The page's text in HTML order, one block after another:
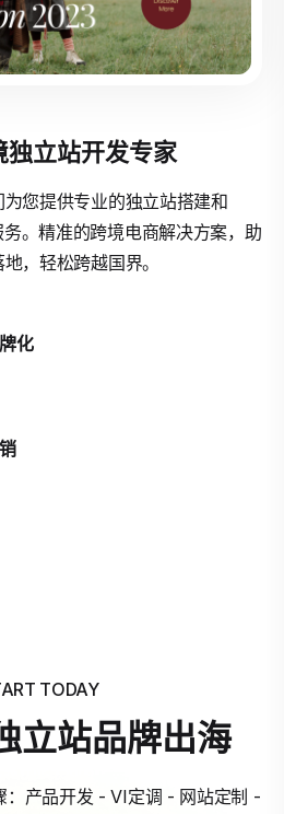
立站开发专家
您提供专业的独立站搭建和
。精准的跨境电商解决方案，助
，轻松跨越国界。
化
TODAY
立站品牌出海
：产品开发 - VI定调 - 网站定制 -